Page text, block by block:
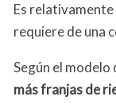
Es relativamente
requiere de una
Según el modelo
más franjas de